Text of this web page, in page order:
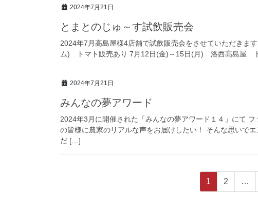
2024年7月21日
とまとのじゅ～す試飲販売会
2024年7月高島屋様4店舗で試飲販売会をさせていただき
ム) トマト販売あり 7月12日(金)～15日(月) 洛西髙島屋
2024年7月21日
みんなの夢アワード
2024年3月に開催された「みんなの夢アワード１４」にて
の皆様に農家のリアルな声をお届けしたい！ そんな思いで
だ […]
固
定
1
固
定
2 …